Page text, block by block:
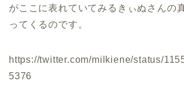
がここに表れていてみるきぃぬさんの
ってくるのです。
https://twitter.com/milkiene/status/
5376